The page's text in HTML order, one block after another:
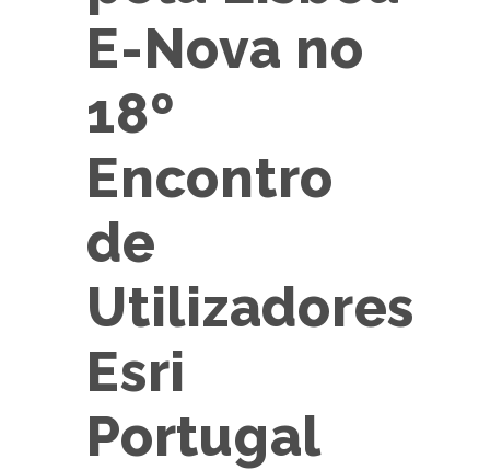
E-Nova no
18º
Encontro
de
Utilizadores
Esri
Portugal